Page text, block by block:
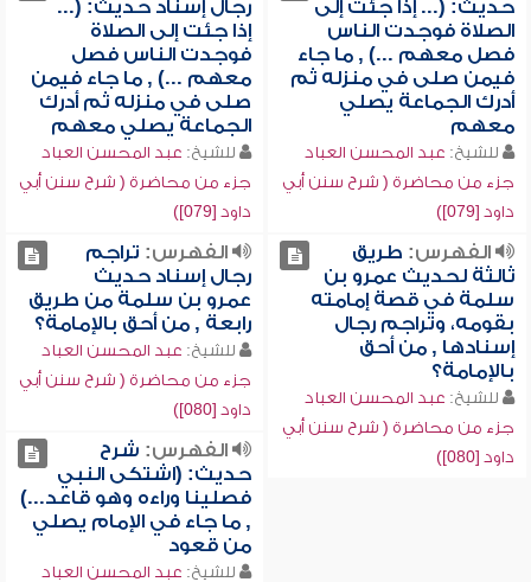
حديث: (... إذا جئت إلى
الصلاة فوجدت الناس
فصل معهم ...) , ما جاء
فيمن صلى في منزله ثم
أدرك الجماعة يصلي
معهم
للشيخ: عبد المحسن العباد
جزء من محاضرة ( شرح سنن أبي
داود [079])
رجال إسناد حديث: (...
إذا جئت إلى الصلاة
فوجدت الناس فصل
معهم ...) , ما جاء فيمن
صلى في منزله ثم أدرك
الجماعة يصلي معهم
للشيخ: عبد المحسن العباد
جزء من محاضرة ( شرح سنن أبي
داود [079])
الفهرس: طريق
ثالثة لحديث عمرو بن
سلمة في قصة إمامته
بقومه، وتراجم رجال
إسنادها , من أحق
بالإمامة؟
للشيخ: عبد المحسن العباد
جزء من محاضرة ( شرح سنن أبي
داود [080])
الفهرس: تراجم
رجال إسناد حديث
عمرو بن سلمة من طريق
رابعة , من أحق بالإمامة؟
للشيخ: عبد المحسن العباد
جزء من محاضرة ( شرح سنن أبي
داود [080])
الفهرس: شرح
حديث: (اشتكى النبي
فصلينا وراءه وهو قاعد...)
, ما جاء في الإمام يصلي
من قعود
للشيخ: عبد المحسن العباد